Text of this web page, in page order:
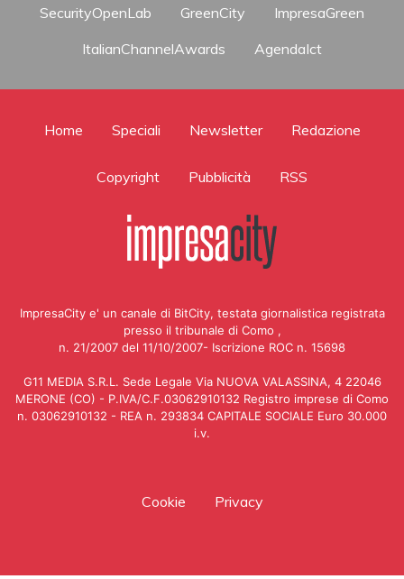
SecurityOpenLab
GreenCity
ImpresaGreen
ItalianChannelAwards
AgendaIct
Home Speciali Newsletter Redazione
Copyright Pubblicità RSS
ImpresaCity e' un canale di BitCity, testata giornalistica registrata
presso il tribunale di Como ,
n. 21/2007 del 11/10/2007- Iscrizione ROC n. 15698
G11 MEDIA S.R.L. Sede Legale Via NUOVA VALASSINA, 4 22046
MERONE (CO) - P.IVA/C.F.03062910132 Registro imprese di Como
n. 03062910132 - REA n. 293834 CAPITALE SOCIALE Euro 30.000
i.v.
Cookie Privacy